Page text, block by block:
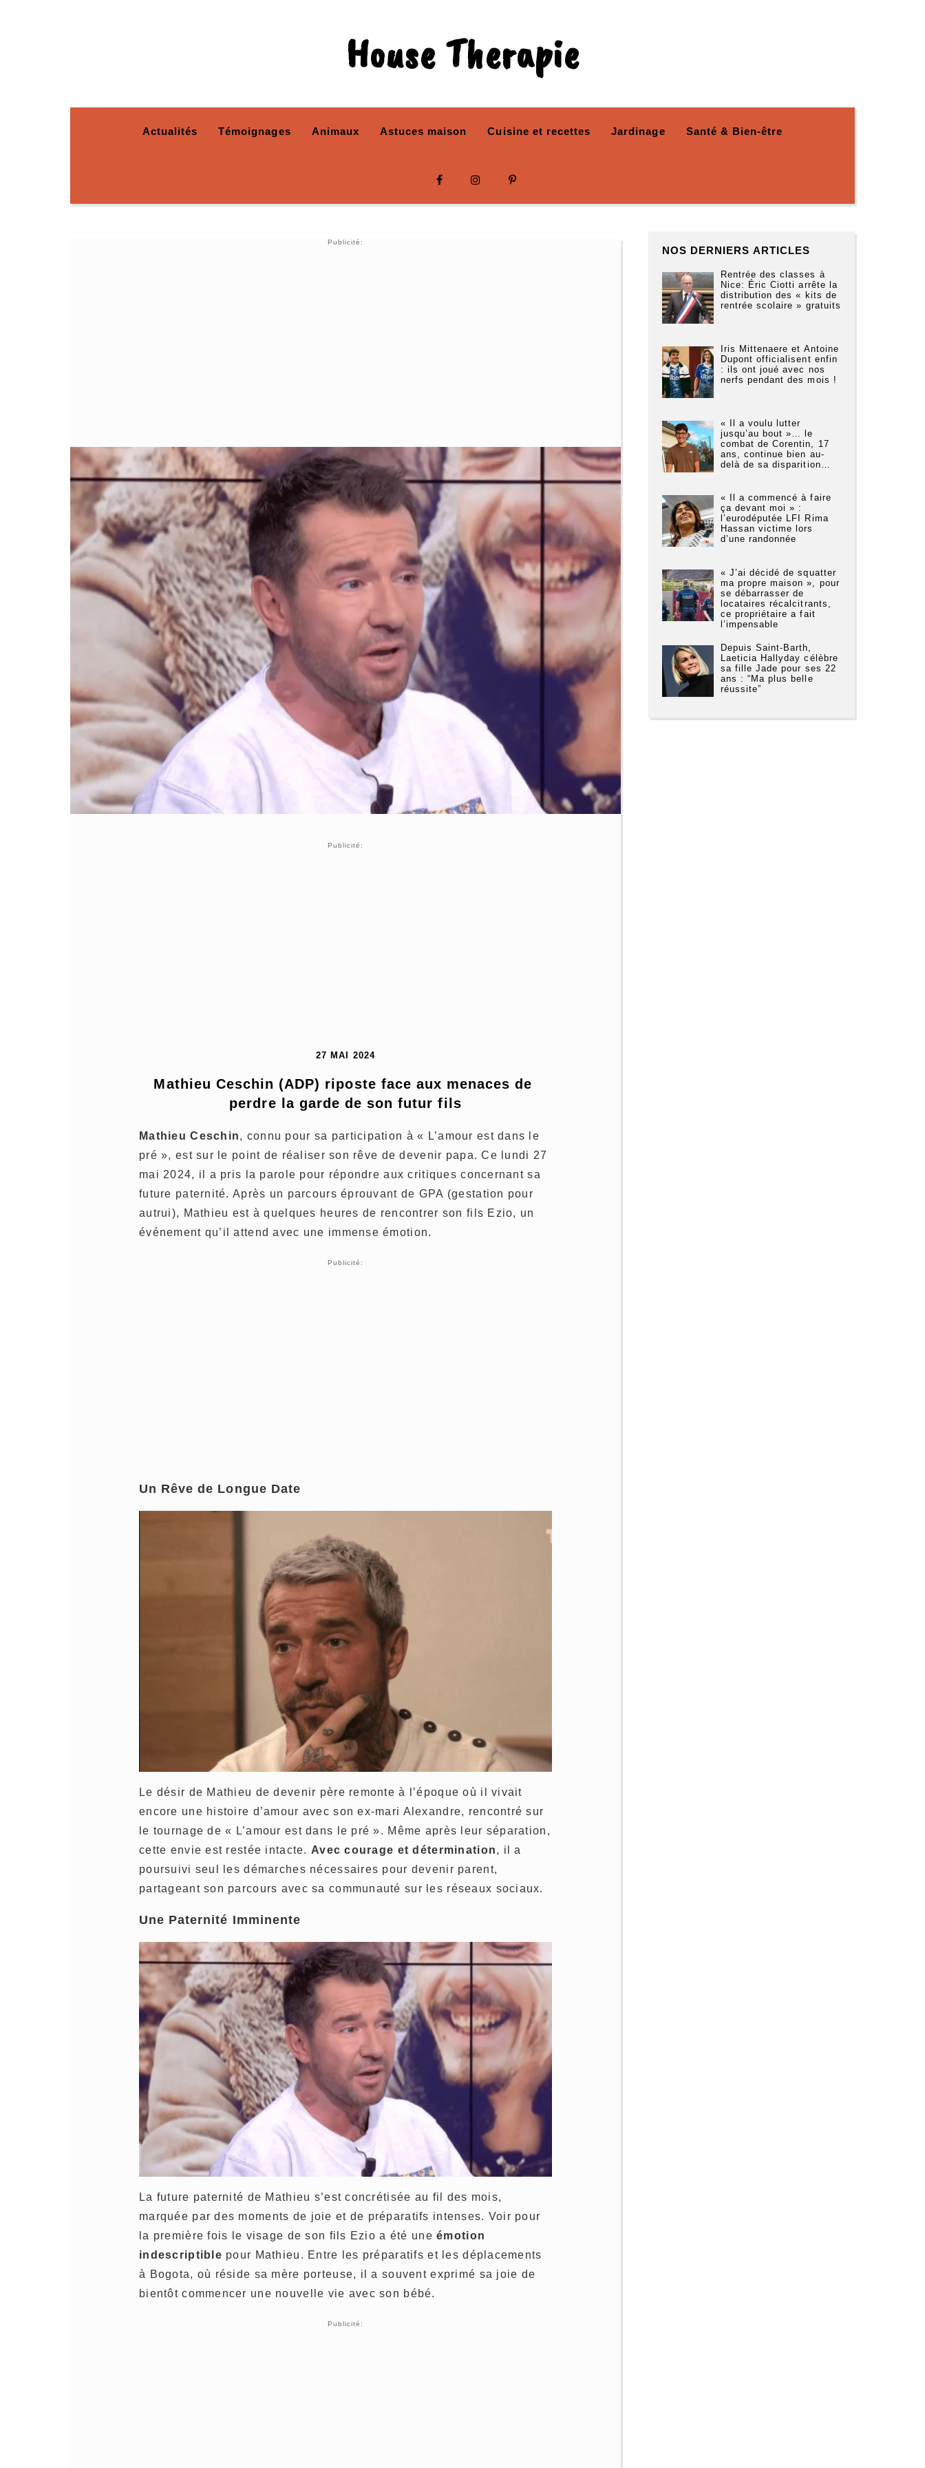
House Therapie
Actualités Témoignages Animaux Astuces maison Cuisine et recettes Jardinage Santé & Bien-être
Publicité:
Publicité:
27 MAI 2024
Mathieu Ceschin (ADP) riposte face aux menaces de
perdre la garde de son futur fils
Mathieu Ceschin, connu pour sa participation à « L’amour est dans le
pré », est sur le point de réaliser son rêve de devenir papa. Ce lundi 27
mai 2024, il a pris la parole pour répondre aux critiques concernant sa
future paternité. Après un parcours éprouvant de GPA (gestation pour
autrui), Mathieu est à quelques heures de rencontrer son fils Ezio, un
événement qu’il attend avec une immense émotion.
Publicité:
Un Rêve de Longue Date
Le désir de Mathieu de devenir père remonte à l’époque où il vivait
encore une histoire d’amour avec son ex-mari Alexandre, rencontré sur
le tournage de « L’amour est dans le pré ». Même après leur séparation,
cette envie est restée intacte. Avec courage et détermination, il a
poursuivi seul les démarches nécessaires pour devenir parent,
partageant son parcours avec sa communauté sur les réseaux sociaux.
Une Paternité Imminente
La future paternité de Mathieu s’est concrétisée au fil des mois,
marquée par des moments de joie et de préparatifs intenses. Voir pour
la première fois le visage de son fils Ezio a été uneémotion
indescriptible pour Mathieu. Entre les préparatifs et les déplacements
à Bogota, où réside sa mère porteuse, il a souvent exprimé sa joie de
bientôt commencer une nouvelle vie avec son bébé.
Publicité:
NOS DERNIERS ARTICLES
Rentrée des classes à
Nice: Éric Ciotti arrête la
distribution des « kits de
rentrée scolaire » gratuits
Iris Mittenaere et Antoine
Dupont officialisent enfin
: ils ont joué avec nos
nerfs pendant des mois !
« Il a voulu lutter
jusqu’au bout »… le
combat de Corentin, 17
ans, continue bien au-
delà de sa disparition…
« Il a commencé à faire
ça devant moi » :
l’eurodéputée LFI Rima
Hassan victime lors
d’une randonnée
« J’ai décidé de squatter
ma propre maison », pour
se débarrasser de
locataires récalcitrants,
ce propriétaire a fait
l’impensable
Depuis Saint-Barth,
Laeticia Hallyday célèbre
sa fille Jade pour ses 22
ans : “Ma plus belle
réussite”